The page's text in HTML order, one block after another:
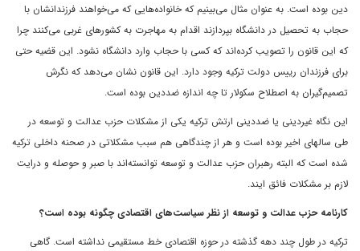
دین بوده است. به عنوان مثال می‌بینیم که خانواده‌هایی که می‌خواهند فرزندانشان با
حجاب به تحصیل در دانشگاه بپردازند اقدام به مهاجرت به کشورهای غربی می‌کنند چرا
که این قانون را تصویب کرده‌اند که کسی با حجاب وارد دانشگاه نشود. این قضیه حتی
برای فرزندان رییس دولت ترکیه وجود دارد. این قانون نشان می‌دهد که نگرش
تصمیم‌گیران به اصطلاح سکولار تا چه اندازه ضددین بوده است.
این نگاه غیردینی یا ضددینی ارتش ترکیه یکی از مشکلات حزب عدالت و توسعه در
طی سالهای اخیر بوده است و هر از چندگاهی هم سبب مشکلاتی در صحنه داخلی ترکیه
شده است که البته رهبران حزب عدالت و توسعه توانسته‌اند با صبر و حوصله و درایت
لازم بر مشکلات فائق ایند.
کارنامه حزب عدالت و توسعه از نظر سیاست‌های اقتصادی چگونه بوده است؟
ترکیه در طول چند دهه گذشته در حوزه اقتصادی خط مستقیمی‌ نداشته است. گاهی